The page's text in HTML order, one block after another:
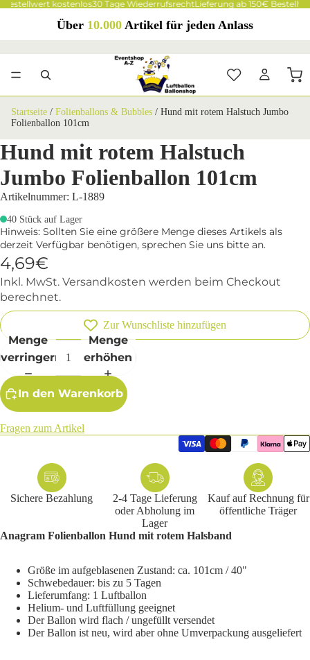
kostenlos30 Tage WiederrufsrechtLieferung ab 150€
Über 10.000 Artikel für jeden Anlass
Startseite / Folienballons & Bubbles / Hund mit rotem Halstuch Jumbo
Folienballon 101cm
Hund mit rotem Halstuch
Jumbo Folienballon 101cm
Artikelnummer: L-1889
40 Stück auf Lager
Hinweis: Sollten Sie eine größere Menge dieses Artikels als
derzeit Verfügbar benötigen, sprechen Sie uns bitte an.
4,69€
Inkl. MwSt. Versandkosten werden beim Checkout
berechnet.
Zur Wunschliste hinzufügen
Menge
verringern
Menge
erhöhen
In den Warenkorb
Fragen zum Artikel
Sichere Bezahlung
2-4 Tage Lieferung
oder Abholung im
Lager
Kauf auf Rechnung für
öffentliche Träger
Anagram Folienballon Hund mit rotem Halsband
Größe im aufgeblasenen Zustand: ca. 101cm / 40"
Schwebedauer: bis zu 5 Tagen
Lieferumfang: 1 Luftballon
Helium- und Luftfüllung geeignet
Der Ballon wird flach / ungefüllt versendet
Der Ballon ist neu, wird aber ohne Umverpackung ausgeliefert